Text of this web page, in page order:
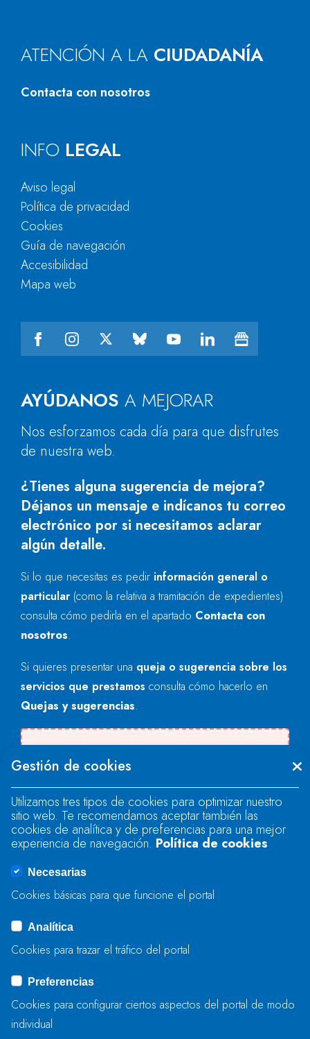
ATENCIÓN A LA CIUDADANÍA
Contacta con nosotros
AYÚDANOS A MEJORAR
Nos esforzamos cada día para que disfrutes
de nuestra web.
¿Tienes alguna sugerencia de mejora?
Déjanos un mensaje e indícanos tu correo
electrónico por si necesitamos aclarar
algún detalle.
Si lo que necesitas es pedir información general o
particular (como la relativa a tramitación de expedientes)
consulta cómo pedirla en el apartado Contacta con
nosotros.
Si quieres presentar una queja o sugerencia sobre los
servicios que prestamos consulta cómo hacerlo en
Quejas y sugerencias.
"text".
Se produjo un error al cargar el campo
"text".
Se produjo un error al cargar el campo
ENVIAR
INFO LEGAL
Aviso legal
Política de privacidad
Cookies
Guía de navegación
Accesibilidad
Mapa web
Gestión de cookies
Utilizamos tres tipos de cookies para optimizar nuestro
sitio web. Te recomendamos aceptar también las
cookies de analítica y de preferencias para una mejor
experiencia de navegación. Política de cookies
Necesarias
Cookies básicas para que funcione el portal
Analítica
Cookies para trazar el tráfico del portal
Preferencias
Cookies para configurar ciertos aspectos del portal de modo
individual